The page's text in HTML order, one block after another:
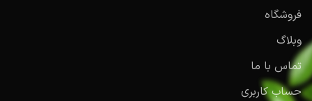
فروشگاه
وبلاگ
تماس با ما
حساب کاربری